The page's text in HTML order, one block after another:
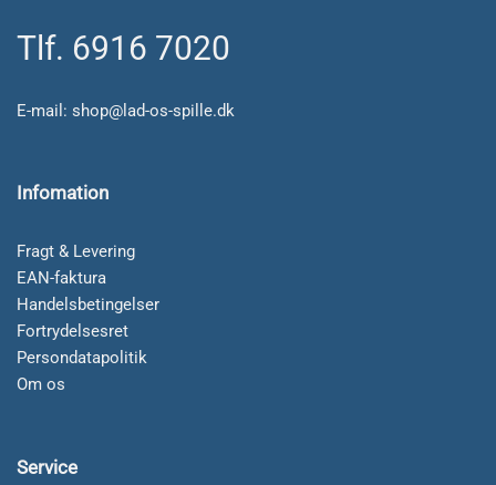
Tlf. 6916 7020
E-mail: shop@lad-os-spille.dk
Infomation
Fragt & Levering
EAN-faktura
Handelsbetingelser
Fortrydelsesret
Persondatapolitik
Om os
Service